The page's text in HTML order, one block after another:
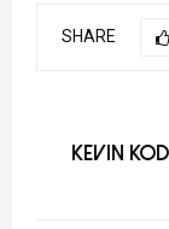
SHARE
KEVIN